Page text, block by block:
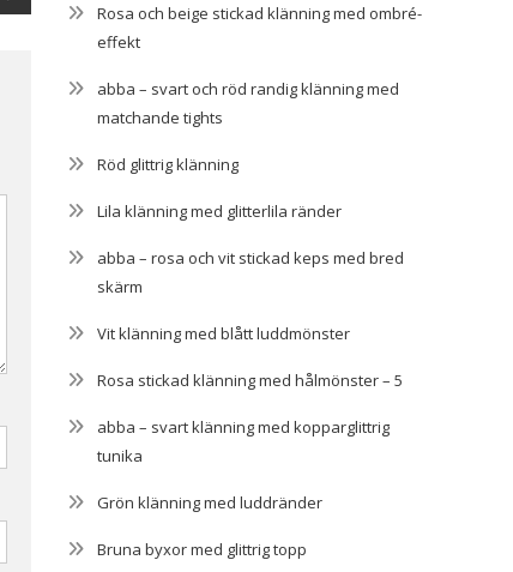
Rosa och beige stickad klänning med ombré-
effekt
abba – svart och röd randig klänning med
matchande tights
Röd glittrig klänning
Lila klänning med glitterlila ränder
abba – rosa och vit stickad keps med bred
skärm
Vit klänning med blått luddmönster
Rosa stickad klänning med hålmönster – 5
abba – svart klänning med kopparglittrig
tunika
Grön klänning med luddränder
Bruna byxor med glittrig topp